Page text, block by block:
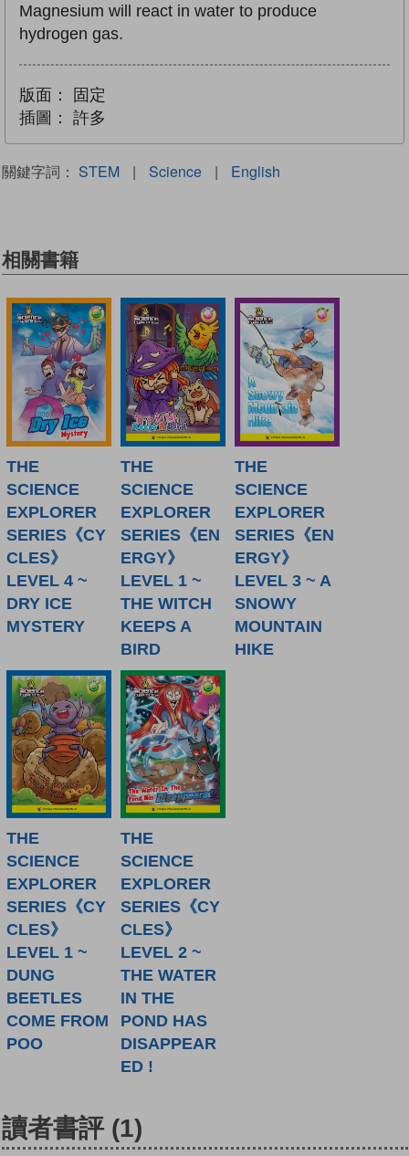
Magnesium will react in water to produce
hydrogen gas.
版面：
固定
插圖：
許多
關鍵字詞： STEM | Science | English
相關書籍
THE
SCIENCE
EXPLORER
SERIES《CY
CLES》
LEVEL 4 ~
DRY ICE
MYSTERY
THE
SCIENCE
EXPLORER
SERIES《EN
ERGY》
LEVEL 1 ~
THE WITCH
KEEPS A
BIRD
THE
SCIENCE
EXPLORER
SERIES《EN
ERGY》
LEVEL 3 ~ A
SNOWY
MOUNTAIN
HIKE
THE
SCIENCE
EXPLORER
SERIES《CY
CLES》
LEVEL 1 ~
DUNG
BEETLES
COME FROM
POO
THE
SCIENCE
EXPLORER
SERIES《CY
CLES》
LEVEL 2 ~
THE WATER
IN THE
POND HAS
DISAPPEAR
ED !
讀者書評 (1)